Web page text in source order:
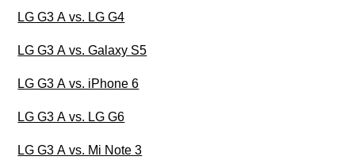
LG G3 A vs. LG G4
LG G3 A vs. Galaxy S5
LG G3 A vs. iPhone 6
LG G3 A vs. LG G6
LG G3 A vs. Mi Note 3